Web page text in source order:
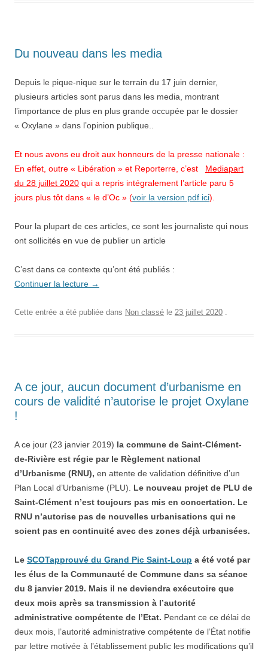
Du nouveau dans les media
Depuis le pique-nique sur le terrain du 17 juin dernier,
plusieurs articles sont parus dans les media, montrant
l’importance de plus en plus grande occupée par le dossier
« Oxylane » dans l’opinion publique..
Et nous avons eu droit aux honneurs de la presse nationale :
En effet, outre « Libération » et Reporterre, c’est Mediapart
du 28 juillet 2020 qui a repris intégralement l’article paru 5
jours plus tôt dans « le d’Oc » (voir la version pdf ici).
Pour la plupart de ces articles, ce sont les journaliste qui nous
ont sollicités en vue de publier un article
C’est dans ce contexte qu’ont été publiés :
Continuer la lecture →
Cette entrée a été publiée dans Non classé le 23 juillet 2020 .
A ce jour, aucun document d’urbanisme en
cours de validité n’autorise le projet Oxylane
!
A ce jour (23 janvier 2019) la commune de Saint-Clément-
de-Rivière est régie par le Règlement national
d’Urbanisme (RNU), en attente de validation définitive d’un
Plan Local d’Urbanisme (PLU). Le nouveau projet de PLU de
Saint-Clément n’est toujours pas mis en concertation. Le
RNU n’autorise pas de nouvelles urbanisations qui ne
soient pas en continuité avec des zones déjà urbanisées.
Le SCOTapprouvé du Grand Pic Saint-Loup a été voté par
les élus de la Communauté de Commune dans sa séance
du 8 janvier 2019. Mais il ne deviendra exécutoire que
deux mois après sa transmission à l’autorité
administrative compétente de l’Etat. Pendant ce ce délai de
deux mois, l’autorité administrative compétente de l’État notifie
par lettre motivée à l’établissement public les modifications qu’il